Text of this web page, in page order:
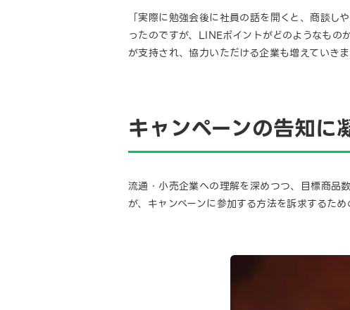
「実際に勉強会後に社員の話を開くと、商談
ったのですが、LINEポイントがどのようなもの
が支持され、協力いただける企業も増えていきま
キャンペーンの告知に
流通・小売企業への理解を深めつつ、目標商品
が、キャンペーンに参加する方法を訴求するた